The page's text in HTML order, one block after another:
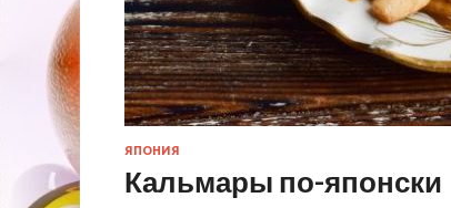
ЯПОНИЯ
Кальмары по-японски